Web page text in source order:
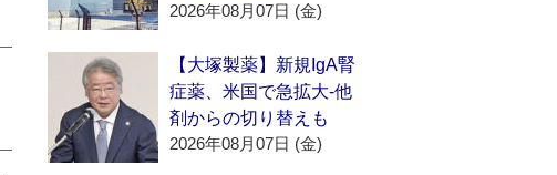
2026年08月07日 (金)
【大塚製薬】新規IgA腎
症薬、米国で急拡大‐他
剤からの切り替えも
2026年08月07日 (金)